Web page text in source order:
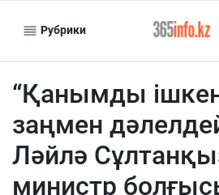
Рубрики
“Қанымды
заңмен
Ләйлә
министр